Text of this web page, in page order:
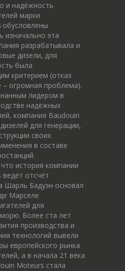
и надёжность
марки
обусловлены
изначально эта
разрабатывала и
дизели, для
была
критерием (отказ
– огромная проблема).
лидером в
надёжных
компания Baudouin
для генерации,
своих
в составе
история компании
отсчёт
Шарль Бадуэн основал
Марселе
для
Более ста лет
производства и
технологий вывели
европейского рынка
а в начала 21 века
Moteurs стала